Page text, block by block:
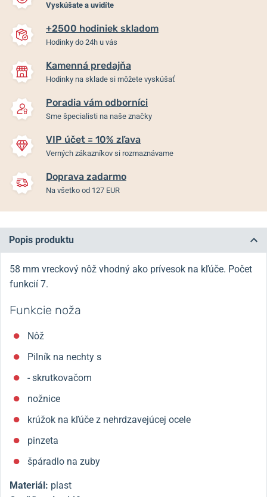
Vyskúšate a uvidíte
+2500 hodiniek skladom
Hodinky do 24h u vás
Kamenná predajňa
Hodinky na sklade si môžete vyskúšať
Poradia vám odborníci
Sme špecialisti na naše značky
VIP účet = 10% zľava
Verných zákazníkov si rozmaznávame
Doprava zadarmo
Na všetko od 127 EUR
Popis produktu
58 mm vreckový nôž vhodný ako prívesok na kľúče. Počet
funkcií 7.
Funkcie noža
Nôž
Pilník na nechty s
- skrutkovačom
nožnice
krúžok na kľúče z nehrdzavejúcej ocele
pinzeta
špáradlo na zuby
Materiál: plast